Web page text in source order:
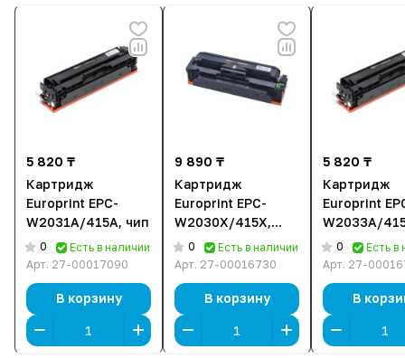
5 820 ₸
Картридж
Europrint EPC-
W2031A/415A, чип
0
Есть в наличии
Арт. 27-00017090
В корзину
9 890 ₸
Картридж
Europrint EPC-
W2030X/415X,
совместимый,
черный, чип
0
Есть в наличии
Арт. 27-00016730
В корзину
5 820 ₸
Картридж
Europrint
W2033A/
0
Есть в
Арт. 27-
В